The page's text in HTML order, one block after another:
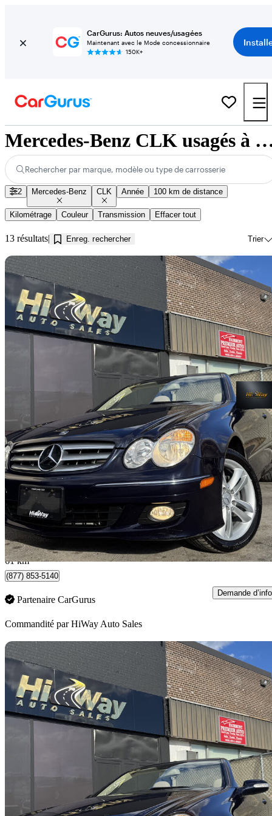
CarGurus: Autos neuves/usagées
Maintenant avec le Mode concessionnaire
150K+
Mercedes-Benz CLK usagés à
Rechercher par marque, modèle ou type de carrosserie
2 Mercedes-Benz CLK Année 100 km de distance
Kilométrage Couleur Transmission Effacer tout
13 résultats Enreg. rechercher Trier
2007 Mercedes-Benz CLK
350 Cabriolet126 000 km
9 990 $ Affaire
176 $/mois env.
Vaughan, ON
61 km
(877) 853-5140
Partenaire CarGurus
Demande d’info
Commandité parHiWay Auto Sales